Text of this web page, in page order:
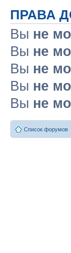
ПРАВА
Вы не
Вы не
Вы не
Вы не
Вы не
Список форумов